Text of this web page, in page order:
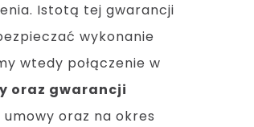
Istotą tej gwarancji
wykonanie
wtedy połączenie w
oraz gwarancji
oraz na okres